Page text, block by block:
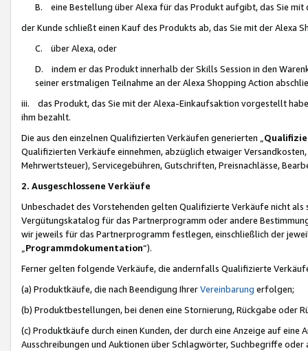
B. eine Bestellung über Alexa für das Produkt aufgibt, das Sie mit
der Kunde schließt einen Kauf des Produkts ab, das Sie mit der Alexa
C. über Alexa, oder
D. indem er das Produkt innerhalb der Skills Session in den
seiner erstmaligen Teilnahme an der Alexa Shopping Action
iii. das Produkt, das Sie mit der Alexa-Einkaufsaktion vorgestellt
ihm bezahlt.
Die aus den einzelnen Qualifizierten Verkäufen generierten „
Qualifizierten Verkäufe einnehmen, abzüglich etwaiger
Mehrwertsteuer), Servicegebühren, Gutschriften, Preisnachlässe,
2. Ausgeschlossene Verkäufe
Unbeschadet des Vorstehenden gelten Qualifizierte Verkäufe nicht
Vergütungskatalog für das Partnerprogramm oder andere
wir jeweils für das Partnerprogramm festlegen, einschließlich der
Programmdokumentation“).
Ferner gelten folgende Verkäufe, die andernfalls Qualifizierte
(a) Produktkäufe, die nach Beendigung IhrerVereinbarung erfolgen;
(b) Produktbestellungen, bei denen eine Stornierung, Rückgabe oder
(c) Produktkäufe durch einen Kunden, der durch eine Anzeige auf
Ausschreibungen und Auktionen über Schlagwörter, Suchbegriffe